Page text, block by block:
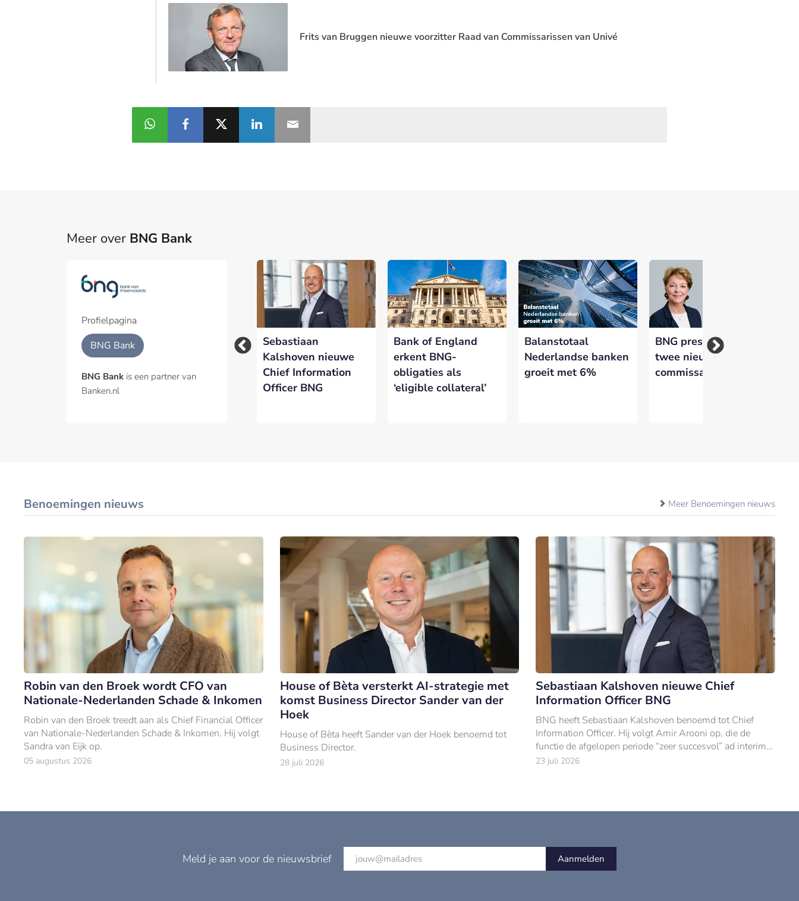
Frits van Bruggen nieuwe voorzitter Raad van Commissarissen van Univé
Meer over BNG Bank
Profielpagina
BNG Bank
BNG Bank is een partner van
Banken.nl
BNG benoemt Ewout
Vis tot Chief Data
BNG haalt $2 miljard
op met 10-jaars
benchmarkobligatie
Sebastiaan
Kalshoven nieuwe
Chief Information
Officer BNG
Bank of England
erkent BNG-
obligaties als
‘eligible collateral’
Balanstotaal
Nederlandse banken
groeit met 6%
BNG presenteert
twee nieuwe
commissarissen
Benoemingen nieuws Meer Benoemingen nieuws
Robin van den Broek wordt CFO van
Nationale-Nederlanden Schade & Inkomen
Robin van den Broek treedt aan als Chief Financial Officer
van Nationale-Nederlanden Schade & Inkomen. Hij volgt
Sandra van Eijk op.
05 augustus 2026
House of Bèta versterkt AI-strategie met
komst Business Director Sander van der
Hoek
House of Bèta heeft Sander van der Hoek benoemd tot
Business Director.
28 juli 2026
Sebastiaan Kalshoven nieuwe Chief
Information Officer BNG
BNG heeft Sebastiaan Kalshoven benoemd tot Chief
Information Officer. Hij volgt Amir Arooni op, die de
functie de afgelopen periode “zeer succesvol” ad interim
vervulde.
23 juli 2026
Meld je aan voor de nieuwsbrief Aanmelden